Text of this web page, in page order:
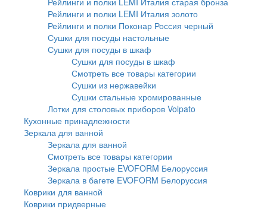
Рейлинги и полки LEMI Италия золото
Рейлинги и полки Поконар Россия черный
Сушки для посуды настольные
Сушки для посуды в шкаф
Сушки для посуды в шкаф
Смотреть все товары категории
Сушки из нержавейки
Сушки стальные хромированные
Лотки для столовых приборов Volpato
Кухонные принадлежности
Зеркала для ванной
Зеркала для ванной
Смотреть все товары категории
Зеркала простые EVOFORM Белоруссия
Зеркала в багете EVOFORM Белоруссия
Коврики для ванной
Коврики придверные